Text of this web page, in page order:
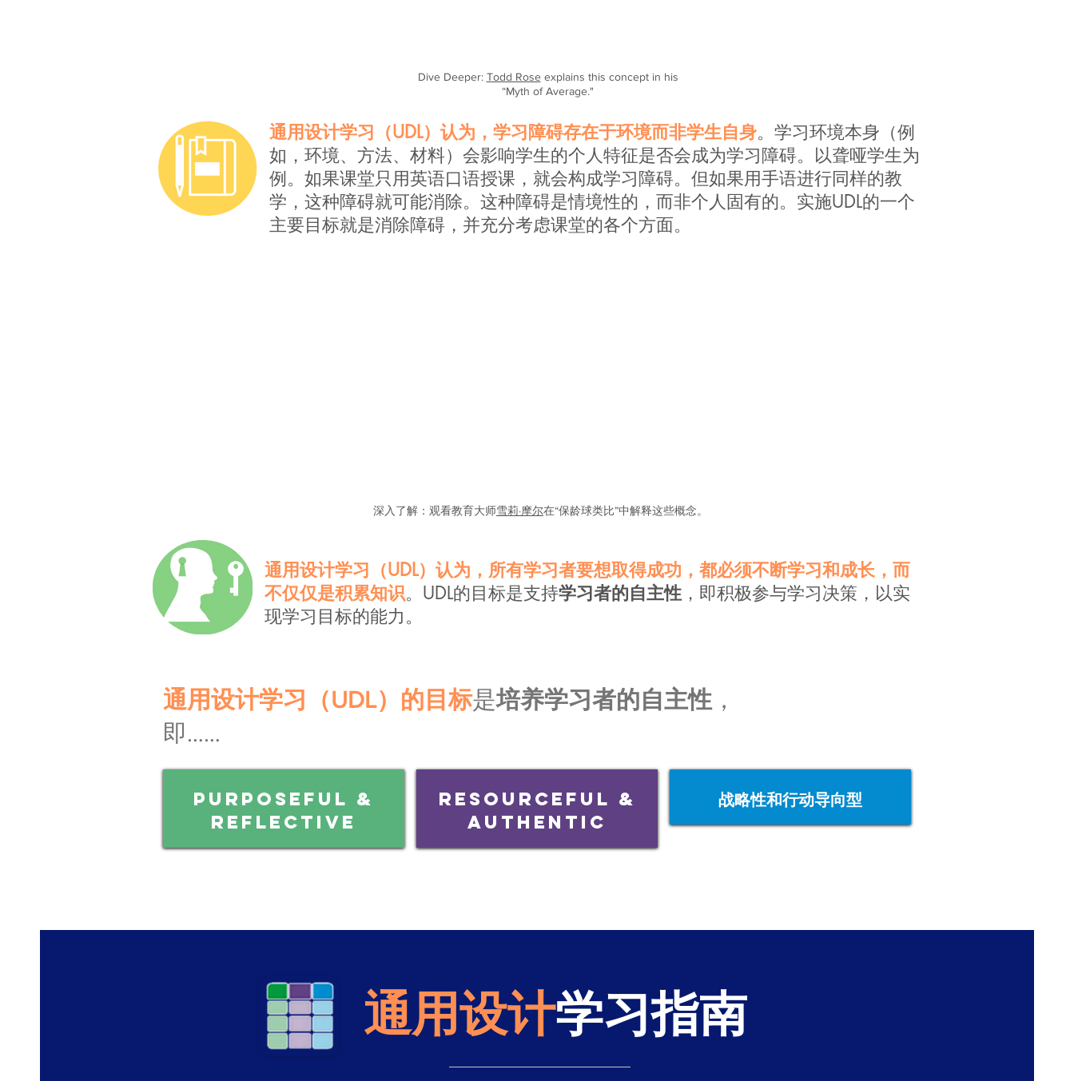
Dive Deeper: Todd Roseexplains this concept in his
“Myth of Average."
通用设计学习（UDL）认为，学习障碍存在于环境而非学生自身。学习环境本身（例
如，环境、方法、材料）会影响学生的个人特征是否会成为学习障碍。以聋哑学生为
例。如果课堂只用英语口语授课，就会构成学习障碍。但如果用手语进行同样的教
学，这种障碍就可能消除。这种障碍是情境性的，而非个人固有的。实施UDL的一个
主要目标就是消除障碍，并充分考虑课堂的各个方面。
深入了解： 观看教育大师雪莉·摩尔在“保龄球类比”中解释这些概念。
通用设计学习（UDL）认为，所有学习者要想取得成功，都必须不断学习和成长，而
不仅仅是积累知识。UDL的目标是支持学习者的自主性 ，即积极参与学习决策，以实
现学习目标的能力。
通用设计学习（UDL）的目标是培养学习者的自主性 ，
即……
Purposeful &
REFLECTIVE
Resourceful &
AUTHENTIC
战略性和行动导向型
通用设计学习指南